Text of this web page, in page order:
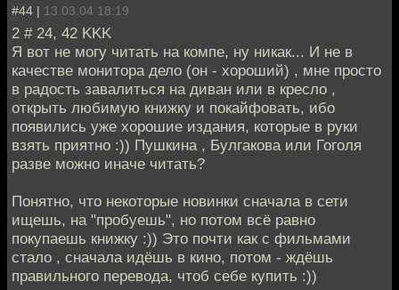
#44 | 13.03.04 18:19
2 # 24, 42 KKK
Я вот не могу читать на компе, ну никак... И не в
качестве монитора дело (он - хороший) , мне просто
в радость завалиться на диван или в кресло ,
открыть любимую книжку и покайфовать, ибо
появились уже хорошие издания, которые в руки
взять приятно :)) Пушкина , Булгакова или Гоголя
разве можно иначе читать?
Понятно, что некоторые новинки сначала в сети
ищешь, на "пробуешь", но потом всё равно
покупаешь книжку :)) Это почти как с фильмами
стало , сначала идёшь в кино, потом - ждёшь
правильного перевода, чтоб себе купить :))